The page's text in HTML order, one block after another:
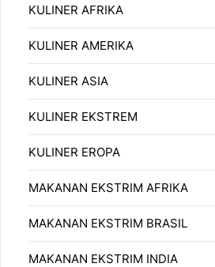
KULINER AFRIKA
KULINER AMERIKA
KULINER ASIA
KULINER EKSTREM
KULINER EROPA
MAKANAN EKSTRIM AFRIKA
MAKANAN EKSTRIM BRASIL
MAKANAN EKSTRIM INDIA